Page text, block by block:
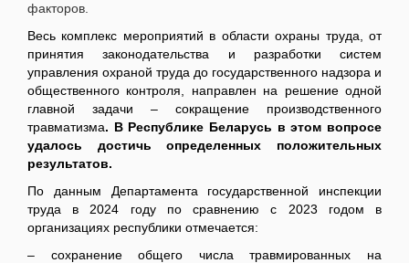
факторов.
Весь комплекс мероприятий в области охраны труда, от
принятия законодательства и разработки систем
управления охраной труда до государственного надзора и
общественного контроля, направлен на решение одной
главной задачи – сокращение производственного
травматизма. В Республике Беларусь в этом вопросе
удалось достичь определенных положительных
результатов.
По данным Департамента государственной инспекции
труда в 2024 году по сравнению с 2023 годом в
организациях республики отмечается:
– сохранение общего числа травмированных на